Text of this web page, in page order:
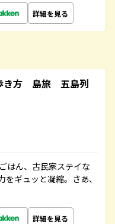
詳細を見る
き方 島旅 五島列
はん、古民家ステイな
ギュッと凝縮。さあ、
詳細を見る